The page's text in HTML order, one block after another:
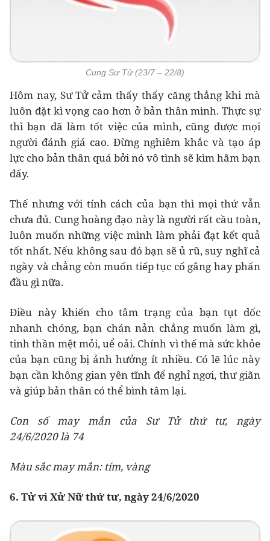
Cung Sư Tử (23/7 – 22/8)
Hôm nay, Sư Tử cảm thấy thấy căng thẳng khi mà
luôn đặt kì vọng cao hơn ở bản thân mình. Thực sự
thì bạn đã làm tốt việc của mình, cũng được mọi
người đánh giá cao. Đừng nghiêm khắc và tạo áp
lực cho bản thân quá bởi nó vô tình sẽ kìm hãm bạn
đấy.
Thế nhưng với tính cách của bạn thì mọi thứ vẫn
chưa đủ. Cung hoàng đạo này là người rất cầu toàn,
luôn muốn những việc mình làm phải đạt kết quả
tốt nhất. Nếu không sau đó bạn sẽ ủ rũ, suy nghĩ cả
ngày và chẳng còn muốn tiếp tục cố gắng hay phấn
đầu gì nữa.
Điều này khiến cho tâm trạng của bạn tụt dốc
nhanh chóng, bạn chán nản chẳng muốn làm gì,
tinh thần mệt mỏi, uể oải. Chính vì thế mà sức khỏe
của bạn cũng bị ảnh hưởng ít nhiều. Có lẽ lúc này
bạn cần không gian yên tĩnh để nghỉ ngơi, thư giãn
và giúp bản thân có thể bình tâm lại.
Con số may mắn của Sư Tử thứ tư, ngày
24/6/2020 là 74
Màu sắc may mắn: tím, vàng
6. Tử vi Xử Nữ thứ tư, ngày 24/6/2020